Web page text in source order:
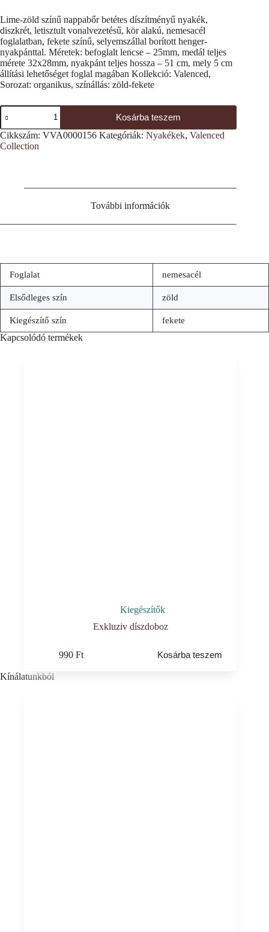
Lime-zöld színű nappabőr betétes díszítményű nyakék,
diszkrét, letisztult vonalvezetésű, kör alakú, nemesacél
foglalatban, fekete színű, selyemszállal borított henger-
nyakpánttal. Méretek: befoglalt lencse – 25mm, medál teljes
mérete 32x28mm, nyakpánt teljes hossza – 51 cm, mely 5 cm
állítási lehetőséget foglal magában Kollekció: Valenced,
Sorozat: organikus, színállás: zöld-fekete
Lime-
zöld
bőrbetétes
nyakék
mennyiség
Kosárba teszem
Cikkszám: VVA0000156 Kategóriák: Nyakékek, Valenced
Collection
További információk
Foglalat nemesacél
Elsődleges szín zöld
Kiegészítő szín fekete
Kapcsolódó termékek
Kiegészítők
Exkluziv díszdoboz
990Ft Kosárba teszem
Kínálatunkból